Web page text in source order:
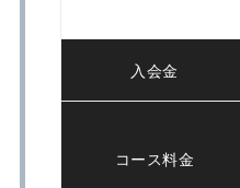
入会金
コース料金